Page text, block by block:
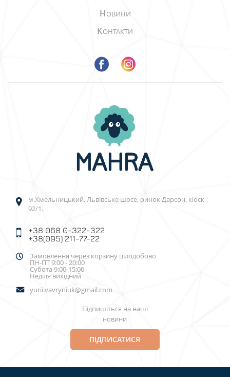
НОВИНИ
КОНТАКТИ
м.Хмельницький, Львівське шосе, ринок Дарсон, кіоск
92/1.
+38 068 0-322-322
+38(095) 211-77-22
Замовлення через корзину цілодобово
ПН-ПТ 9:00 - 20:00
Субота 9:00-15:00
Неділя вихідний
yurii.vavryniuk@gmail.com
Підпишіться на наші
новини
ПІДПИСАТИСЯ